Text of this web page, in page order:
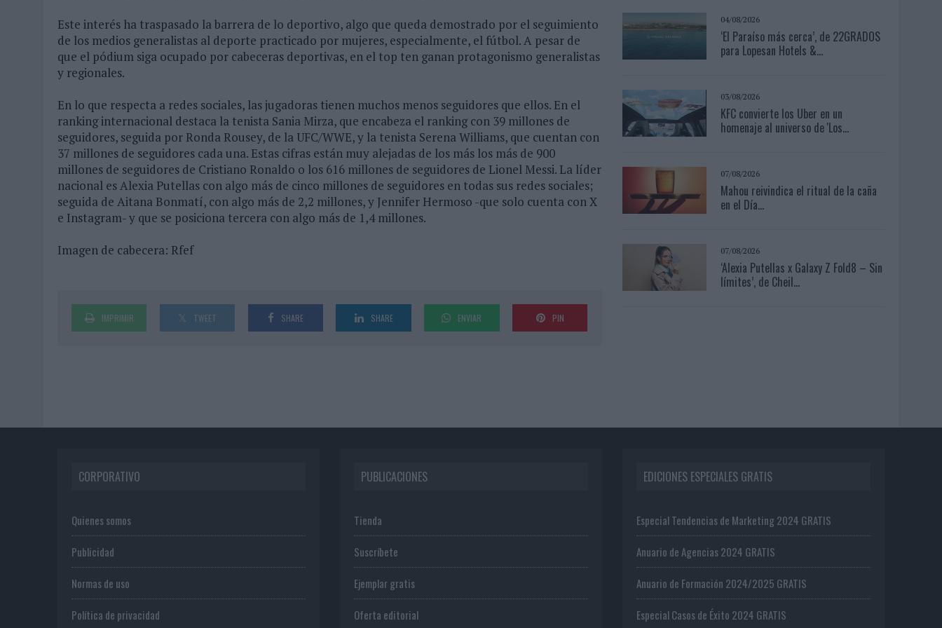
Este interés ha traspasado la barrera de lo deportivo, algo que queda demostrado por el seguimiento
de los medios generalistas al deporte practicado por mujeres, especialmente, el fútbol. A pesar de
que el pódium siga ocupado por cabeceras deportivas, en el top ten ganan protagonismo generalistas
y regionales.
En lo que respecta a redes sociales, las jugadoras tienen muchos menos seguidores que ellos. En el
ranking internacional destaca la tenista Sania Mirza, que encabeza el ranking con 39 millones de
seguidores, seguida por Ronda Rousey, de la UFC/WWE, y la tenista Serena Williams, que cuentan con
37 millones de seguidores cada una. Estas cifras están muy alejadas de los más los más de 900
millones de seguidores de Cristiano Ronaldo o los 616 millones de seguidores de Lionel Messi. La líder
nacional es Alexia Putellas con algo más de cinco millones de seguidores en todas sus redes sociales;
seguida de Aitana Bonmatí, con algo más de 2,2 millones, y Jennifer Hermoso -que solo cuenta con X
e Instagram- y que se posiciona tercera con algo más de 1,4 millones.
Imagen de cabecera: Rfef
IMPRIMIR TWEET SHARE SHARE ENVIAR PIN
04/08/2026
‘El Paraíso más cerca’, de 22GRADOS
para Lopesan Hotels &...
03/08/2026
KFC convierte los Uber en un
homenaje al universo de 'Los...
07/08/2026
Mahou reivindica el ritual de la caña
en el Día...
07/08/2026
‘Alexia Putellas x Galaxy Z Fold8 – Sin
límites’, de Cheil...
CORPORATIVO
Quienes somos
Publicidad
Normas de uso
Política de privacidad
PUBLICACIONES
Tienda
Suscríbete
Ejemplar gratis
Oferta editorial
EDICIONES ESPECIALES GRATIS
Especial Tendencias de Marketing 2024 GRATIS
Anuario de Agencias 2024 GRATIS
Anuario de Formación 2024/2025 GRATIS
Especial Casos de Éxito 2024 GRATIS